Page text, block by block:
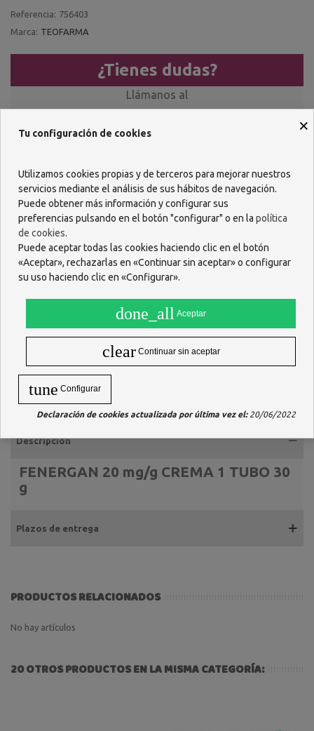
Referencia: 756403
Marca: TEOFARMA
¿Tienes dudas?
Llámanos al
618 085 736
Descripción
FENERGAN 20 mg/g CREMA 1 TUBO 30
g
Plazos de entrega
PRODUCTOS RELACIONADOS
No hay artículos
20 OTROS PRODUCTOS EN LA MISMA CATEGORÍA:
×
Tu configuración de cookies
Utilizamos cookies propias y de terceros para mejorar nuestros
servicios mediante el análisis de sus hábitos de navegación.
Puede obtener más información y configurar sus
preferencias pulsando en el botón "configurar" o en la política
de cookies.
Puede aceptar todas las cookies haciendo clic en el botón
«Aceptar», rechazarlas en «Continuar sin aceptar» o configurar
su uso haciendo clic en «Configurar».
done_all Aceptar
clear Continuar sin aceptar
tune Configurar
Declaración de cookies actualizada por última vez el:20/06/2022